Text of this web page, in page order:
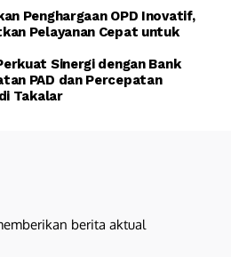
Penghargaan OPD Inovatif,
Pelayanan Cepat untuk
Sinergi dengan Bank
PAD dan Percepatan
Takalar
berita aktual